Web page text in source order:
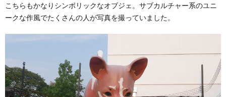
こちらもかなりシンボリックなオブジェ。サブカルチャー系のユニ
ークな作風でたくさんの人が写真を撮っていました。